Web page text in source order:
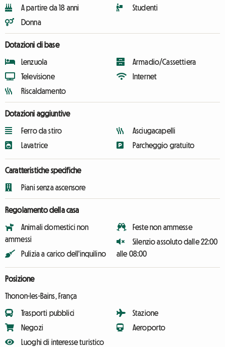
A partire da 18 anni
Donna
Studenti
Dotazioni di base
Lenzuola
Televisione
Riscaldamento
Armadio/Cassettiera
Internet
Dotazioni aggiuntive
Ferro da stiro
Lavatrice
Asciugacapelli
Parcheggio gratuito
Caratteristiche specifiche
Piani senza ascensore
Regolamento della casa
Animali domestici non
ammessi
Pulizia a carico dell'inquilino
Feste non ammesse
Silenzio assoluto dalle 22:00
alle 08:00
Posizione
Thonon-les-Bains, França
Trasporti pubblici
Negozi
Luoghi di interesse turistico
Stazione
Aeroporto